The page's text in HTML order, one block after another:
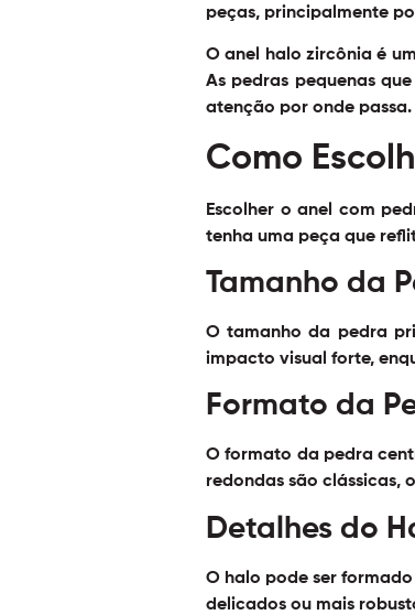
peças, principalmente
Oanel halo zircônia é
As pedras pequenas
atenção por onde passa.
Como
Escolher o anel com
tenha uma peça que
Tamanho da
O tamanho da pedra
impacto visual forte,
Formato da
O formato da pedra
redondas são clássicas,
Detalhes do
O halo pode ser
delicados ou mais